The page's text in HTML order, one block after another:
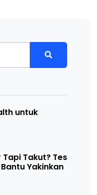
untuk
Takut? Tes
Yakinkan